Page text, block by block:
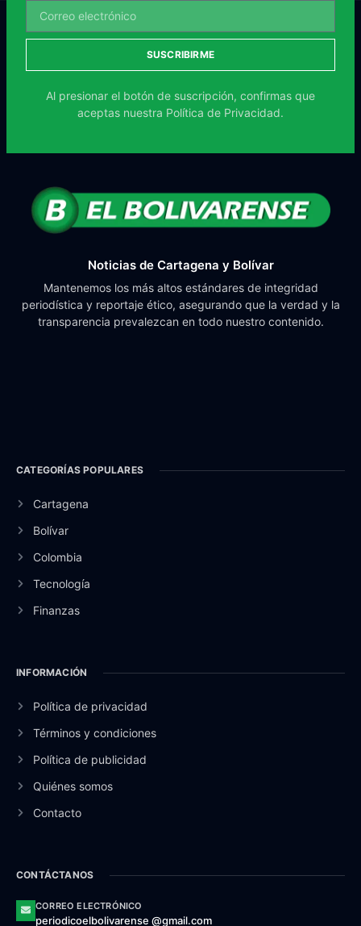
SUSCRIBIRME
Al presionar el botón de suscripción, confirmas que
aceptas nuestra Política de Privacidad.
Noticias de Cartagena y Bolívar
Mantenemos los más altos estándares de integridad
periodística y reportaje ético, asegurando que la verdad y la
transparencia prevalezcan en todo nuestro contenido.
CATEGORÍAS POPULARES
Cartagena
Bolívar
Colombia
Tecnología
Finanzas
INFORMACIÓN
Política de privacidad
Términos y condiciones
Política de publicidad
Quiénes somos
Contacto
CONTÁCTANOS
CORREO ELECTRÓNICO
periodicoelbolivarense @gmail.com